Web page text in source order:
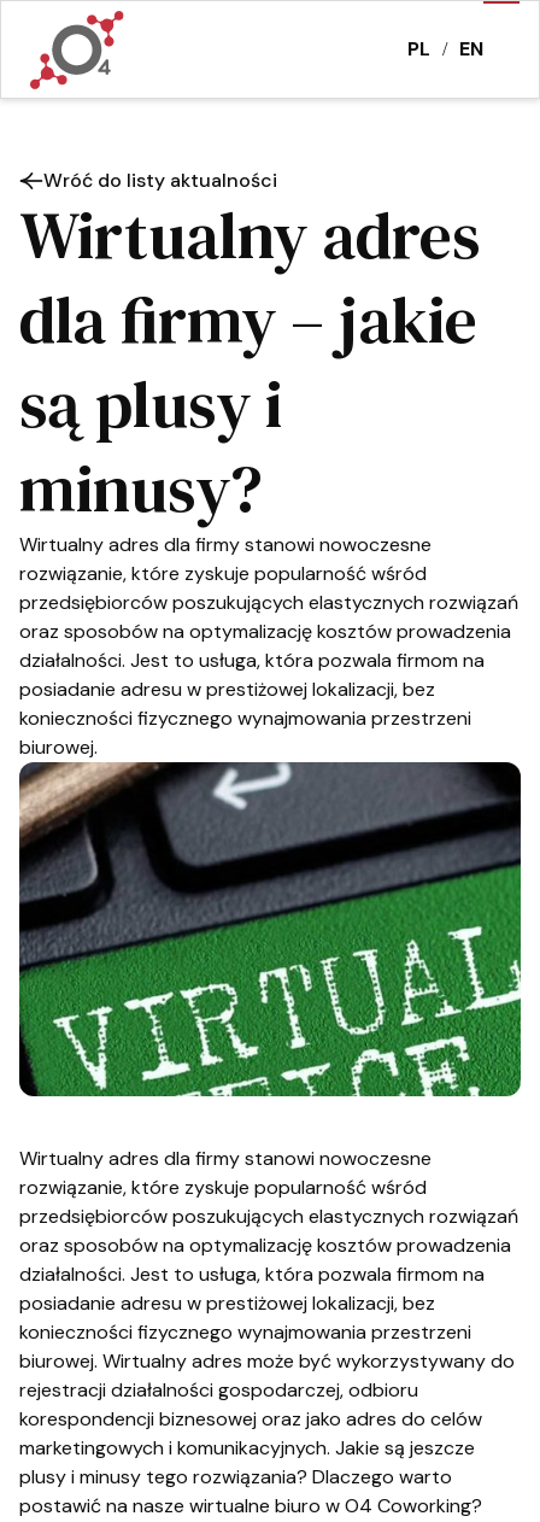
PL / EN
Wróć do listy aktualności
Wirtualny adres
dla firmy – jakie
są plusy i
minusy?
Wirtualny adres dla firmy stanowi nowoczesne
rozwiązanie, które zyskuje popularność wśród
przedsiębiorców poszukujących elastycznych rozwiązań
oraz sposobów na optymalizację kosztów prowadzenia
działalności. Jest to usługa, która pozwala firmom na
posiadanie adresu w prestiżowej lokalizacji, bez
konieczności fizycznego wynajmowania przestrzeni
biurowej.
Wirtualny adres dla firmy stanowi nowoczesne
rozwiązanie, które zyskuje popularność wśród
przedsiębiorców poszukujących elastycznych rozwiązań
oraz sposobów na optymalizację kosztów prowadzenia
działalności. Jest to usługa, która pozwala firmom na
posiadanie adresu w prestiżowej lokalizacji, bez
konieczności fizycznego wynajmowania przestrzeni
biurowej. Wirtualny adres może być wykorzystywany do
rejestracji działalności gospodarczej, odbioru
korespondencji biznesowej oraz jako adres do celów
marketingowych i komunikacyjnych. Jakie są jeszcze
plusy i minusy tego rozwiązania? Dlaczego warto
postawić na nasze wirtualne biuro w O4 Coworking?